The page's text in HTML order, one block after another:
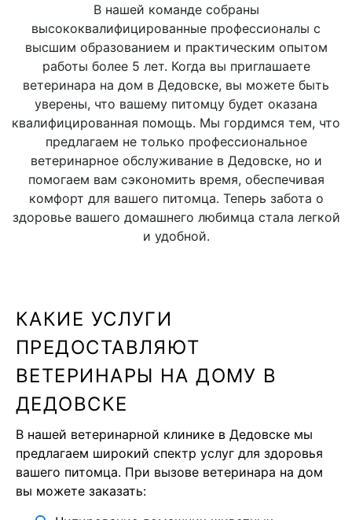
В нашей команде собраны
высококвалифицированные профессионалы с
высшим образованием и практическим опытом
работы более 5 лет. Когда вы приглашаете
ветеринара на дом в Дедовске, вы можете быть
уверены, что вашему питомцу будет оказана
квалифицированная помощь. Мы гордимся тем, что
предлагаем не только профессиональное
ветеринарное обслуживание в Дедовске, но и
помогаем вам сэкономить время, обеспечивая
комфорт для вашего питомца. Теперь забота о
здоровье вашего домашнего любимца стала легкой
и удобной.
КАКИЕ УСЛУГИ
ПРЕДОСТАВЛЯЮТ
ВЕТЕРИНАРЫ НА ДОМУ В
ДЕДОВСКЕ
В нашей ветеринарной клинике в Дедовске мы
предлагаем широкий спектр услуг для здоровья
вашего питомца. При вызове ветеринара на дом
вы можете заказать: